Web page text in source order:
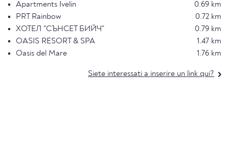
Apartments Ivelin
0.69 km
PRT Rainbow
0.72 km
ХОТЕЛ "СЪНСЕТ БИЙЧ"
0.79 km
OASIS RESORT & SPA
1.47 km
Oasis del Mare
1.76 km
Siete interessati a inserire un link qui?